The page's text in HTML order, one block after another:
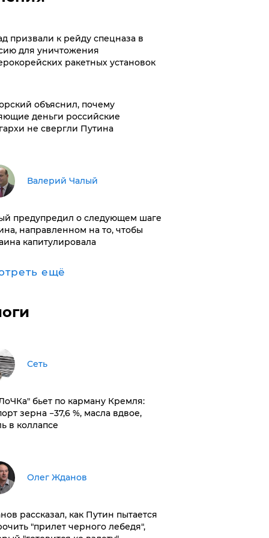
призвали к рейду спецназа в
для уничтожения
ракетных установок
объяснил, почему
деньги российские
не свергли Путина
Валерий Чалый
предупредил о следующем шаге
направленном на то, чтобы
капитулировала
ещё
Сеть
бьет по карману Кремля:
зерна −37,6 %, масла вдвое,
в коллапсе
Олег Жданов
рассказал, как Путин пытается
"прилет черного лебедя",